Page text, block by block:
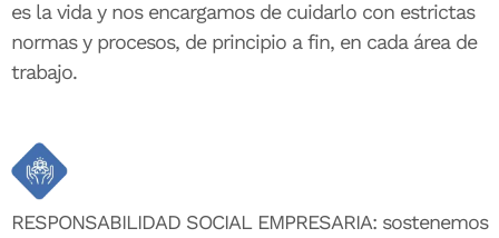
es la vida y nos encargamos de cuidarlo con estrictas
normas y procesos, de principio a fin, en cada área de
trabajo.
RESPONSABILIDAD SOCIAL EMPRESARIA: sostenemos